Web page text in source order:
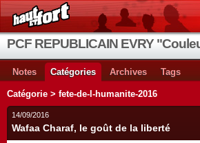
Notes Catégories Archives Tags
Catégorie > fete-de-l-humanite-2016
14/09/2016
Wafaa Charaf, le goût de la liberté